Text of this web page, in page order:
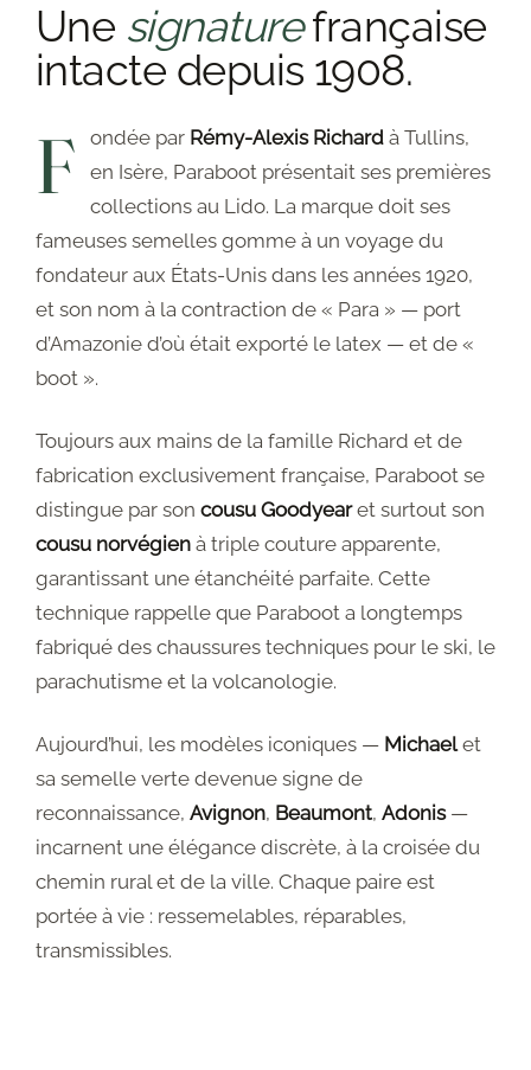
Panier
Privacy Policy
Refund and Returns Policy
Sale
Wishlist
Une signaturefrançaise
intacte depuis 1908.
F ondée par Rémy-Alexis Richard à Tullins,
en Isère, Paraboot présentait ses premières
collections au Lido. La marque doit ses
fameuses semelles gomme à un voyage du
fondateur aux États-Unis dans les années 1920,
et son nom à la contraction de « Para » — port
d’Amazonie d’où était exporté le latex — et de «
boot ».
Toujours aux mains de la famille Richard et de
fabrication exclusivement française, Paraboot se
distingue par son cousu Goodyearet surtout son
cousu norvégien à triple couture apparente,
garantissant une étanchéité parfaite. Cette
technique rappelle que Paraboot a longtemps
fabriqué des chaussures techniques pour le ski, le
parachutisme et la volcanologie.
Aujourd’hui, les modèles iconiques — Michaelet
sa semelle verte devenue signe de
reconnaissance, Avignon, Beaumont, Adonis—
incarnent une élégance discrète, à la croisée du
chemin rural et de la ville. Chaque paire est
portée à vie : ressemelables, réparables,
transmissibles.